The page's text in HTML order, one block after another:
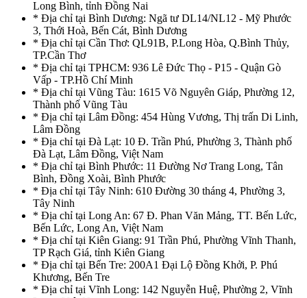
Long Bình, tỉnh Đồng Nai
* Địa chỉ tại Bình Dương: Ngã tư DL14/NL12 - Mỹ Phước
3, Thới Hoà, Bến Cát, Bình Dương
* Địa chỉ tại Cần Thơ: QL91B, P.Long Hòa, Q.Bình Thủy,
TP.Cần Thơ
* Địa chỉ tại TPHCM: 936 Lê Đức Thọ - P15 - Quận Gò
Vấp - TP.Hồ Chí Minh
* Địa chỉ tại Vũng Tàu: 1615 Võ Nguyên Giáp, Phường 12,
Thành phố Vũng Tàu
* Địa chỉ tại Lâm Đồng: 454 Hùng Vương, Thị trấn Di Linh,
Lâm Đồng
* Địa chỉ tại Đà Lạt: 10 Đ. Trần Phú, Phường 3, Thành phố
Đà Lạt, Lâm Đồng, Việt Nam
* Địa chỉ tại Bình Phước: 11 Đường Nơ Trang Long, Tân
Bình, Đồng Xoài, Bình Phước
* Địa chỉ tại Tây Ninh: 610 Đường 30 tháng 4, Phường 3,
Tây Ninh
* Địa chỉ tại Long An: 67 Đ. Phan Văn Mảng, TT. Bến Lức,
Bến Lức, Long An, Việt Nam
* Địa chỉ tại Kiên Giang: 91 Trần Phú, Phường Vĩnh Thanh,
TP Rạch Giá, tỉnh Kiên Giang
* Địa chỉ tại Bến Tre: 200A1 Đại Lộ Đồng Khởi, P. Phú
Khương, Bến Tre
* Địa chỉ tại Vĩnh Long: 142 Nguyễn Huệ, Phường 2, Vĩnh